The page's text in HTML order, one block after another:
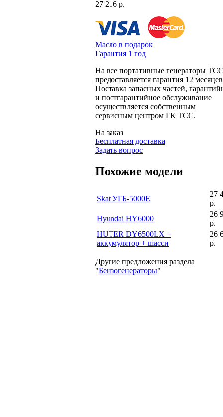
27 216 р.
Масло в подарок
Гарантия 1 год
На все портативные генераторы ТСС
предоставляется гарантия 12
Поставка запасных частей,
и постгарантийное обслуживание
осуществляется собственным
сервисным центром ГК ТСС.
На заказ
Бесплатная доставка
Задать вопрос
Похожие модели
Skat УГБ-5000E
27
р.
Hyundai HY6000
26
р.
HUTER DY6500LX +
аккумулятор + шасси
26
р.
Другие предложения раздела
"Бензогенераторы"